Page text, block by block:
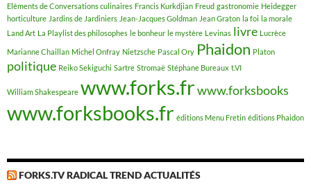
Eléments de Conversations culinaires Francis Kurkdjian Freud gastronomie Heidegger
horticulture Jardins de Jardiniers Jean-Jacques Goldman Jean Graton la foi la morale
Land Art La Playlist des philosophes le bonheur le mystère Levinas livre Lucrèce
Marianne Chaillan Michel Onfray Nietzsche Pascal Ory Phaidon Platon
politique Reiko Sekiguchi Sartre Stromaë Stéphane Bureaux t.VI
William Shakespeare www.forks.frwww.forksbooks
www.forksbooks.fr éditions Menu Fretin éditions Phaidon
FORKS.TV RADICAL TREND ACTUALITÉS